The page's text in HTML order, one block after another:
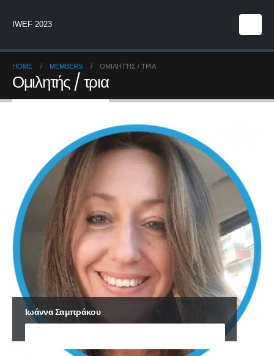
IWEF 2023
HOME MEMBERS ΟΜΙΛΗΤΉΣ / ΤΡΙΑ
Ομιλητής / τρια
Ιωάννα Σαμπράκου